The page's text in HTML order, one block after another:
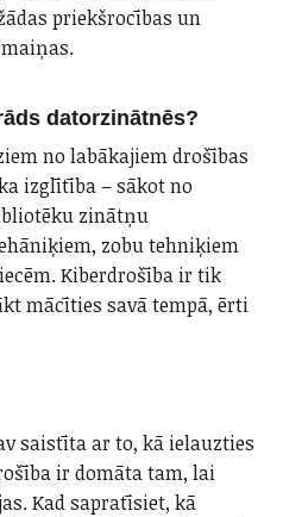
priekšrocības un
datorzinātnēs?
no labākajiem drošības
izglītība – sākot no
zinātņu
zobu tehniķiem
Kiberdrošība ir tik
mācīties savā tempā, ērti
saistīta ar to, kā ielauzties
ir domāta tam, lai
Kad sapratīsiet, kā